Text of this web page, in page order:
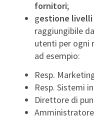
fornitori;
gestione
raggiungibile
utenti per ogni
ad esempio:
Resp.
Resp. Sistemi
Direttore di